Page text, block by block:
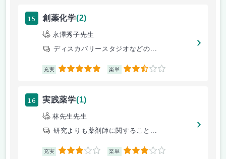
15 創薬化学(2)
永澤秀子先生
ディスカバリースタジオなどの...
充実 5 楽単 2.5
16 実践薬学(1)
林先生先生
研究よりも薬剤師に関すること...
充実 3 楽単 3